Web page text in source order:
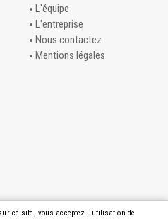
L'équipe
L'entreprise
Nous contactez
Mentions légales
ce site, vous acceptez l'utilisation de